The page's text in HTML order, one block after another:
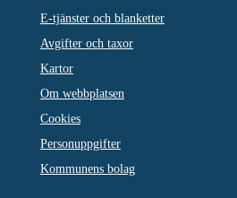
E-tjänster och blanketter
Avgifter och taxor
Kartor
Om webbplatsen
Cookies
Personuppgifter
Kommunens bolag